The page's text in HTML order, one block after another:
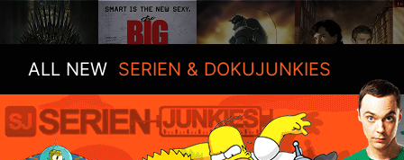
ALL NEW SERIEN & DOKUJUNKIES